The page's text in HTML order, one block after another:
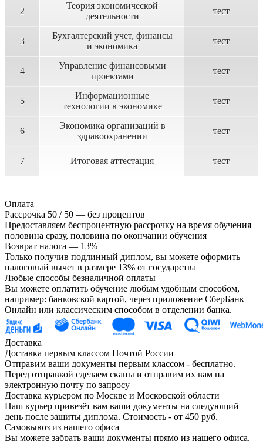
2
Теория экономической
деятельности
тест
3
Бухгалтерский учет, финансы
и экономика
тест
4
Управление финансовыми
проектами
тест
5
Информационные
технологии в экономике
тест
6
Экономика организаций в
здравоохранении
тест
7 Итоговая аттестация тест
Оплата
Рассрочка 50 / 50 — без процентов
Предоставляем беспроцентную рассрочку на время обучения –
половина сразу, половина по окончании обучения
Возврат налога — 13%
Только получив подлинный диплом, вы можете оформить
налоговый вычет в размере 13% от государства
Любые способы безналичной оплаты
Вы можете оплатить обучение любым удобным способом,
например: банковской картой, через приложение СберБанк
Онлайн или классическим способом в отделении банка.
Доставка
Доставка первым классом Почтой России
Отправим ваши документы первым классом - бесплатно.
Перед отправкой сделаем сканы и отправим их вам на
электронную почту по запросу
Доставка курьером по Москве и Московской области
Наш курьер привезёт вам ваши документы на следующий
день после защиты диплома. Стоимость - от 450 руб.
Самовывоз из нашего офиса
Вы можете забрать ваши документы прямо из нашего офиса.